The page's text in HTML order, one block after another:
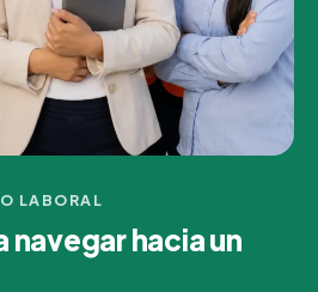
LABORAL
navegar hacia un